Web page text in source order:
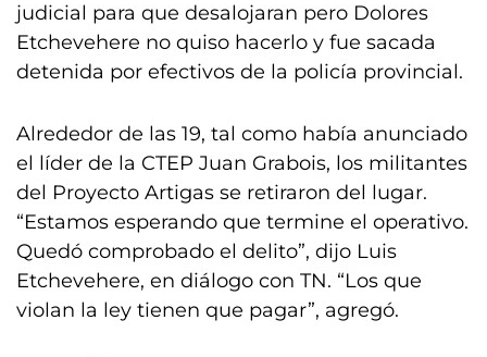
judicial para que desalojaran pero Dolores
Etchevehere no quiso hacerlo y fue sacada
detenida por efectivos de la policía provincial.
Alrededor de las 19, tal como había anunciado
el líder de la CTEP Juan Grabois, los militantes
del Proyecto Artigas se retiraron del lugar.
“Estamos esperando que termine el operativo.
Quedó comprobado el delito”, dijo Luis
Etchevehere, en diálogo con TN. “Los que
violan la ley tienen que pagar”, agregó.